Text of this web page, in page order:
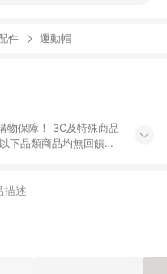
件 運動帽
物保障！ 3C及特殊商品
6/1起適用] -內接硬
中心商店之商品：商
描述